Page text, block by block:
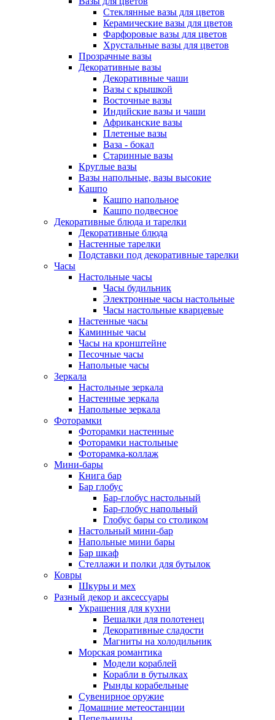
Стеклянные вазы для цветов
Керамические вазы для цветов
Фарфоровые вазы для цветов
Хрустальные вазы для цветов
Прозрачные вазы
Декоративные вазы
Декоративные чаши
Вазы с крышкой
Восточные вазы
Индийские вазы и чаши
Африканские вазы
Плетеные вазы
Ваза - бокал
Старинные вазы
Круглые вазы
Вазы напольные, вазы высокие
Кашпо
Кашпо напольное
Кашпо подвесное
Декоративные блюда и тарелки
Декоративные блюда
Настенные тарелки
Подставки под декоративные тарелки
Часы
Настольные часы
Часы будильник
Электронные часы настольные
Часы настольные кварцевые
Настенные часы
Каминные часы
Часы на кронштейне
Песочные часы
Напольные часы
Зеркала
Настольные зеркала
Настенные зеркала
Напольные зеркала
Фоторамки
Фоторамки настенные
Фоторамки настольные
Фоторамка-коллаж
Мини-бары
Книга бар
Бар глобус
Бар-глобус настольный
Бар-глобус напольный
Глобус бары со столиком
Настольный мини-бар
Напольные мини бары
Бар шкаф
Стеллажи и полки для бутылок
Ковры
Шкуры и мех
Разный декор и аксессуары
Украшения для кухни
Вешалки для полотенец
Декоративные сладости
Магниты на холодильник
Морская романтика
Модели кораблей
Корабли в бутылках
Рынды корабельные
Сувенирное оружие
Домашние метеостанции